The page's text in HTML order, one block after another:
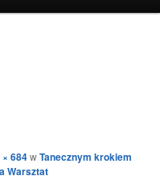
684wTanecznym krokiem
Warsztat